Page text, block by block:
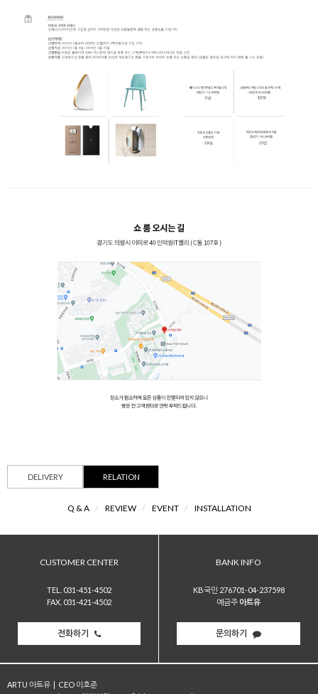
DELIVERY RELATION
Q & A / REVIEW / EVENT / INSTALLATION
CUSTOMER CENTER
TEL. 031-451-4502
FAX. 031-421-4502
전화하기
BANK INFO
KB국민 276701-04-237598
예금주 아트유
문의하기
ARTU 아트유 | CEO 이호준